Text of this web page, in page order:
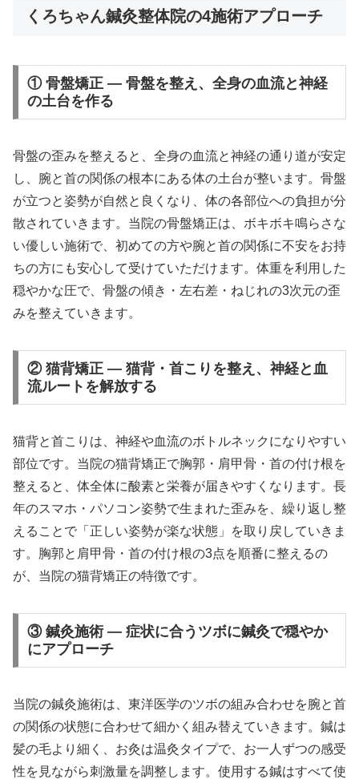
くろちゃん鍼灸整体院の4施術アプローチ
① 骨盤矯正 — 骨盤を整え、全身の血流と神経
の土台を作る
骨盤の歪みを整えると、全身の血流と神経の通り道が安定
し、腕と首の関係の根本にある体の土台が整います。骨盤
が立つと姿勢が自然と良くなり、体の各部位への負担が分
散されていきます。当院の骨盤矯正は、ボキボキ鳴らさな
い優しい施術で、初めての方や腕と首の関係に不安をお持
ちの方にも安心して受けていただけます。体重を利用した
穏やかな圧で、骨盤の傾き・左右差・ねじれの3次元の歪
みを整えていきます。
② 猫背矯正 — 猫背・首こりを整え、神経と血
流ルートを解放する
猫背と首こりは、神経や血流のボトルネックになりやすい
部位です。当院の猫背矯正で胸郭・肩甲骨・首の付け根を
整えると、体全体に酸素と栄養が届きやすくなります。長
年のスマホ・パソコン姿勢で生まれた歪みを、繰り返し整
えることで「正しい姿勢が楽な状態」を取り戻していきま
す。胸郭と肩甲骨・首の付け根の3点を順番に整えるの
が、当院の猫背矯正の特徴です。
③ 鍼灸施術 — 症状に合うツボに鍼灸で穏やか
にアプローチ
当院の鍼灸施術は、東洋医学のツボの組み合わせを腕と首
の関係の状態に合わせて細かく組み替えていきます。鍼は
髪の毛より細く、お灸は温灸タイプで、お一人ずつの感受
性を見ながら刺激量を調整します。使用する鍼はすべて使